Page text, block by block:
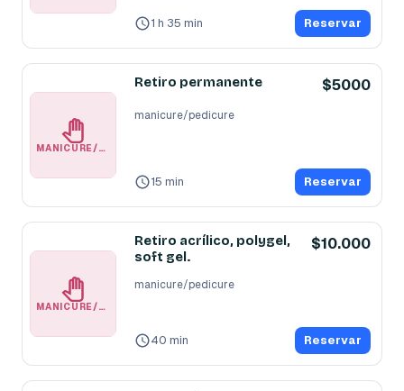
1 h 35 min Reservar
MANICURE/PEDICURE
Retiro permanente $5000
manicure/pedicure
15 min Reservar
MANICURE/PEDICURE
Retiro acrílico, polygel,
soft gel.
$10.000
manicure/pedicure
40 min Reservar